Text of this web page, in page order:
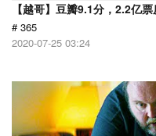
【越哥】豆瓣9.1分，2.2亿
# 365
2020-07-25 03:24